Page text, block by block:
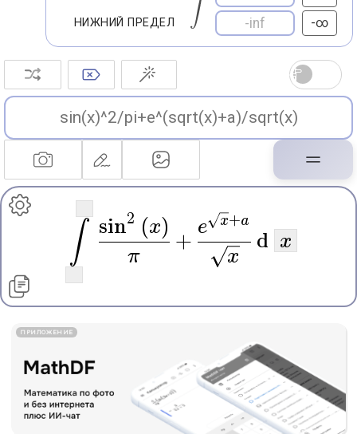
НИЖНИЙ ПРЕДЕЛ -∞
∫
π
sin2 (x)
+
x
e x+a
d x
ПРИЛОЖЕНИЕ